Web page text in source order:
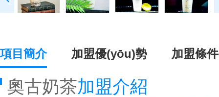
項目簡介 加盟優(yōu)勢 加盟條件
奧古奶茶加盟介紹